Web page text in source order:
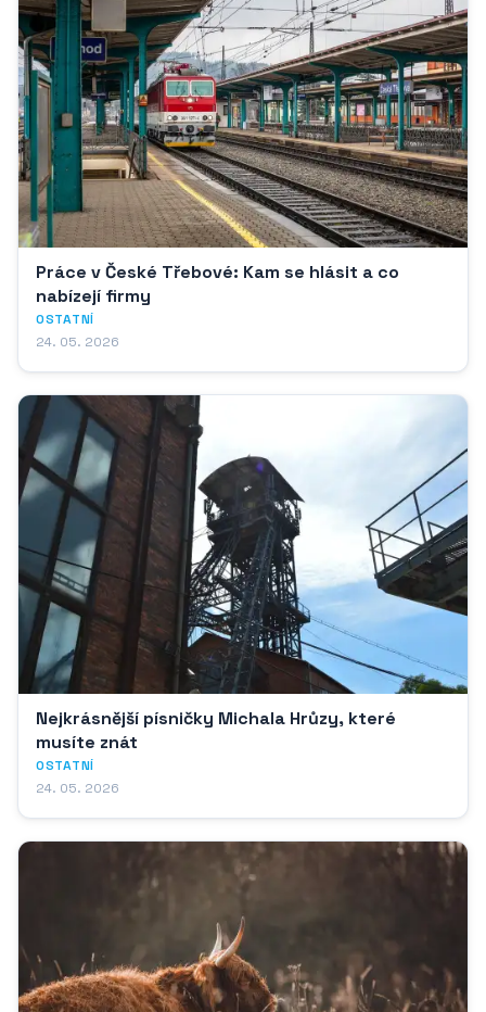
Práce v České Třebové: Kam se hlásit a co
nabízejí firmy
OSTATNÍ
24. 05. 2026
Nejkrásnější písničky Michala Hrůzy, které
musíte znát
OSTATNÍ
24. 05. 2026